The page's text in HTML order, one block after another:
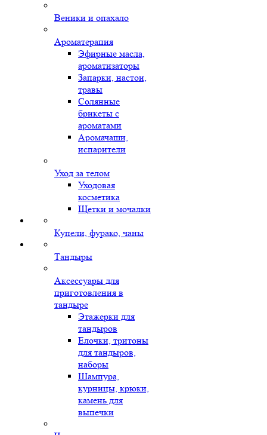
Веники и опахало
Ароматерапия
Эфирные масла,
ароматизаторы
Запарки, настои,
травы
Солянные
брикеты с
ароматами
Аромачаши,
испарители
Уход за телом
Уходовая
косметика
Щетки и мочалки
Купели, фурако, чаны
Тандыры
Аксессуары для
приготовления в
тандыре
Этажерки для
тандыров
Елочки, тритоны
для тандыров,
наборы
Шампура,
курницы, крюки,
камень для
выпечки